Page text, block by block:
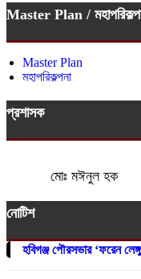
Master Plan /
Master Plan
মহাপরিকল্পনা
প্রশাসক
মোঃ মঈনুল হক
নোটিশ
হবিগঞ্জ পৌরসভার ‘ফরেন